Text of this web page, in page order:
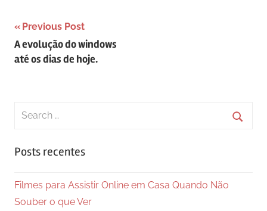
Navegação
de
Previous Post
A evolução do windows
até os dias de hoje.
Search
Posts recentes
Filmes para Assistir Online em Casa Quando Não
Souber o que Ver